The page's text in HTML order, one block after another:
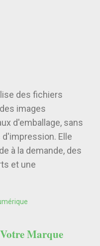
des fichiers
images
d'emballage, sans
Elle
à la demande, des
et une
Marque